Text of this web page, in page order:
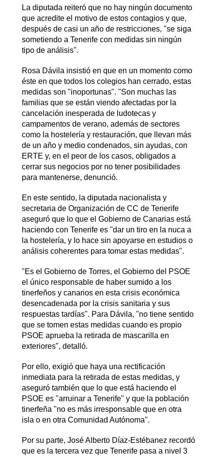
La diputada reiteró que no hay ningún documento
que acredite el motivo de estos contagios y que,
después de casi un año de restricciones, "se siga
sometiendo a Tenerife con medidas sin ningún
tipo de análisis".
Rosa Dávila insistió en que en un momento como
éste en que todos los colegios han cerrado, estas
medidas son "inoportunas". "Son muchas las
familias que se están viendo afectadas por la
cancelación inesperada de ludotecas y
campamentos de verano, además de sectores
como la hostelería y restauración, que llevan más
de un año y medio condenados, sin ayudas, con
ERTE y, en el peor de los casos, obligados a
cerrar sus negocios por no tener posibilidades
para mantenerse, denunció.
En este sentido, la diputada nacionalista y
secretaria de Organización de CC de Tenerife
aseguró que lo que el Gobierno de Canarias está
haciendo con Tenerife es "dar un tiro en la nuca a
la hostelería, y lo hace sin apoyarse en estudios o
análisis coherentes para tomar estas medidas".
"Es el Gobierno de Torres, el Gobierno del PSOE
el único responsable de haber sumido a los
tinerfeños y canarios en esta crisis económica
desencadenada por la crisis sanitaria y sus
respuestas tardías". Para Dávila, "no tiene sentido
que se tomen estas medidas cuando es propio
PSOE aprueba la retirada de mascarilla en
exteriores", detalló.
Por ello, exigió que haya una rectificación
inmediata para la retirada de estas medidas, y
aseguró también que lo que está haciendo el
PSOE es "arruinar a Tenerife" y que la población
tinerfeña "no es más irresponsable que en otra
isla o en otra Comunidad Autónoma".
Por su parte, José Alberto Díaz-Estébanez recordó
que es la tercera vez que Tenerife pasa a nivel 3